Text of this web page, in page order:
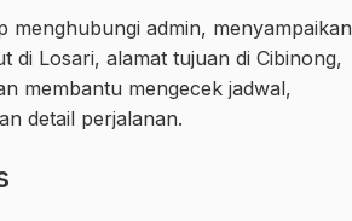
admin, menyampaikan
di Losari, alamat tujuan di Cibinong,
membantu mengecek jadwal,
detail perjalanan.